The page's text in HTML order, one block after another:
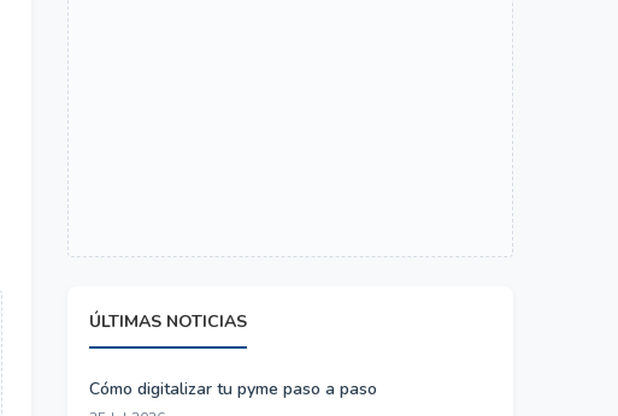
ÚLTIMAS NOTICIAS
Cómo digitalizar tu pyme paso a paso